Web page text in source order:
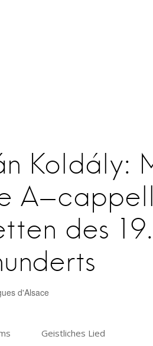
Koldály:
A-
des
d'Alsace
Geistliches Lied